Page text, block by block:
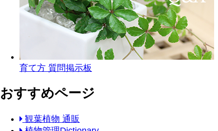
育て方 質問掲示板
おすすめページ
観葉植物 通販